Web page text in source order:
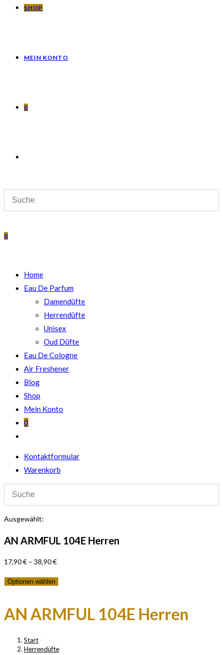
SHOP
MEIN KONTO
0
0
Home
Eau De Parfum
Damendüfte
Herrendüfte
Unisex
Oud Düfte
Eau De Cologne
Air Freshener
Blog
Shop
Mein Konto
0
umschalten
Kontaktformular
Warenkorb
Ausgewählt:
AN ARMFUL 104E Herren
17,90€ – 38,90€
Optionen wählen
AN ARMFUL 104E Herren
Start
Herrendüfte